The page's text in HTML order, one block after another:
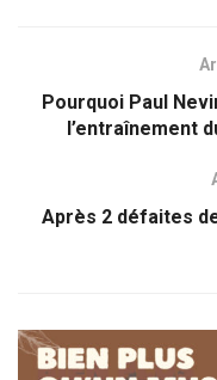
Pourquoi Paul
l’entraînement
Après 2 défaites